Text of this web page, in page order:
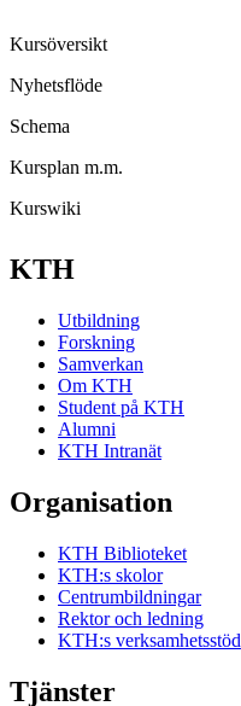
Kursöversikt
Nyhetsflöde
Schema
Kursplan m.m.
Kurswiki
KTH
Utbildning
Forskning
Samverkan
Om KTH
Student på KTH
Alumni
KTH Intranät
Organisation
KTH Biblioteket
KTH:s skolor
Centrumbildningar
Rektor och ledning
KTH:s verksamhetsstöd
Tjänster